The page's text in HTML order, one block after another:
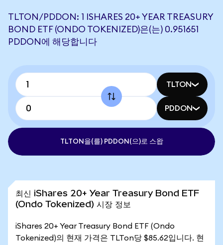
TLTON/PDDON: 1 ISHARES 20+ YEAR TREASURY
BOND ETF (ONDO TOKENIZED)은(는) 0.951651
PDDON에 해당합니다
TLTON
PDDON
TLTON을(를) PDDON(으)로 스왑
최신 iShares 20+ Year Treasury Bond ETF
(Ondo Tokenized) 시장 정보
iShares 20+ Year Treasury Bond ETF (Ondo
Tokenized)의 현재 가격은 TLTon당 $85.62입니다. 현